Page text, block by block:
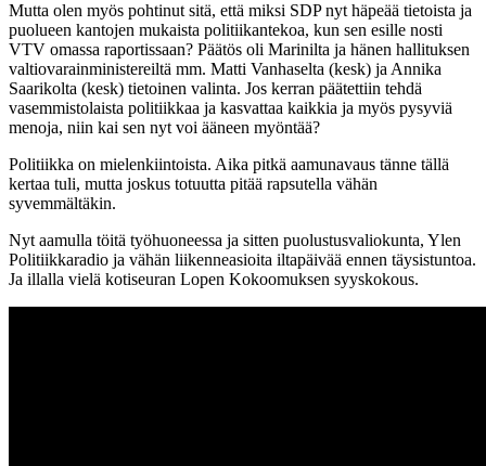
Mutta olen myös pohtinut sitä, että miksi SDP nyt häpeää tietoista ja
puolueen kantojen mukaista politiikantekoa, kun sen esille nosti
VTV omassa raportissaan? Päätös oli Marinilta ja hänen hallituksen
valtiovarainministereiltä mm. Matti Vanhaselta (kesk) ja Annika
Saarikolta (kesk) tietoinen valinta. Jos kerran päätettiin tehdä
vasemmistolaista politiikkaa ja kasvattaa kaikkia ja myös pysyviä
menoja, niin kai sen nyt voi ääneen myöntää?
Politiikka on mielenkiintoista. Aika pitkä aamunavaus tänne tällä
kertaa tuli, mutta joskus totuutta pitää rapsutella vähän
syvemmältäkin.
Nyt aamulla töitä työhuoneessa ja sitten puolustusvaliokunta, Ylen
Politiikkaradio ja vähän liikenneasioita iltapäivää ennen täysistuntoa.
Ja illalla vielä kotiseuran Lopen Kokoomuksen syyskokous.